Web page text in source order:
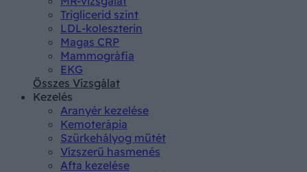
Triglicerid szint
LDL-koleszterin
Magas CRP
Mammográfia
EKG
Összes Vizsgálat
Kezelés
Aranyér kezelése
Kemoterápia
Szürkehályog műtét
Vízszerű hasmenés
Afta kezelése